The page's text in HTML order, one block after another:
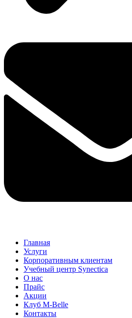
Главная
Услуги
Корпоративным клиентам
Учебный центр Synectica
О нас
Прайс
Акции
Клуб M-Belle
Контакты